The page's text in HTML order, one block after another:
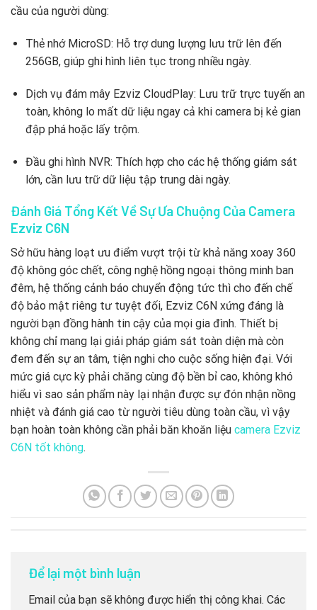
cầu của người dùng:
Thẻ nhớ MicroSD: Hỗ trợ dung lượng lưu trữ lên đến
256GB, giúp ghi hình liên tục trong nhiều ngày.
Dịch vụ đám mây Ezviz CloudPlay: Lưu trữ trực tuyến an
toàn, không lo mất dữ liệu ngay cả khi camera bị kẻ gian
đập phá hoặc lấy trộm.
Đầu ghi hình NVR: Thích hợp cho các hệ thống giám sát
lớn, cần lưu trữ dữ liệu tập trung dài ngày.
Đánh Giá Tổng Kết Về Sự Ưa Chuộng Của Camera
Ezviz C6N
Sở hữu hàng loạt ưu điểm vượt trội từ khả năng xoay 360
độ không góc chết, công nghệ hồng ngoại thông minh ban
đêm, hệ thống cảnh báo chuyển động tức thì cho đến chế
độ bảo mật riêng tư tuyệt đối, Ezviz C6N xứng đáng là
người bạn đồng hành tin cậy của mọi gia đình. Thiết bị
không chỉ mang lại giải pháp giám sát toàn diện mà còn
đem đến sự an tâm, tiện nghi cho cuộc sống hiện đại. Với
mức giá cực kỳ phải chăng cùng độ bền bỉ cao, không khó
hiểu vì sao sản phẩm này lại nhận được sự đón nhận nồng
nhiệt và đánh giá cao từ người tiêu dùng toàn cầu, vì vậy
bạn hoàn toàn không cần phải băn khoăn liệu camera Ezviz
C6N tốt không.
Để lại một bình luận
Email của bạn sẽ không được hiển thị công khai. Các